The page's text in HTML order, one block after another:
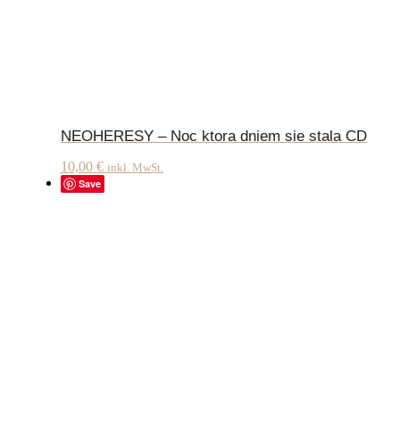
NEOHERESY – Noc ktora dniem sie stala CD
10,00 € inkl. MwSt.
Save